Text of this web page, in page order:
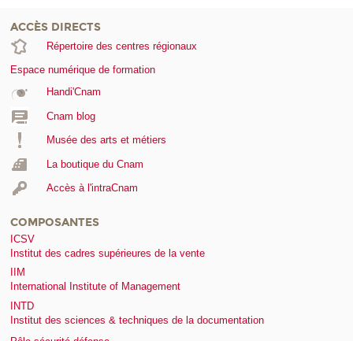
ACCÈS DIRECTS
Répertoire des centres régionaux
Espace numérique de formation
Handi'Cnam
Cnam blog
Musée des arts et métiers
La boutique du Cnam
Accès à l'intraCnam
COMPOSANTES
ICSV
Institut des cadres supérieures de la vente
IIM
International Institute of Management
INTD
Institut des sciences & techniques de la documentation